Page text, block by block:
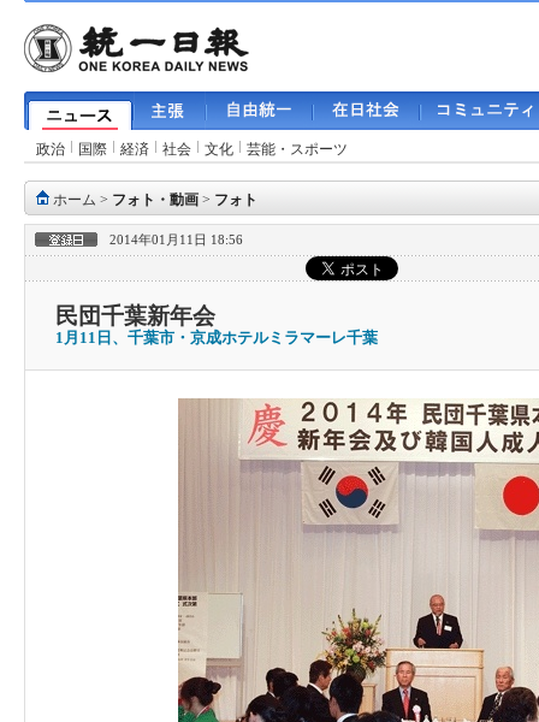
政治 国際 経済 社会 文化 芸能・スポーツ
ホーム > フォト・動画 > フォト
2014年01月11日 18:56
民団千葉新年会
1月11日、千葉市・京成ホテルミラマーレ千葉